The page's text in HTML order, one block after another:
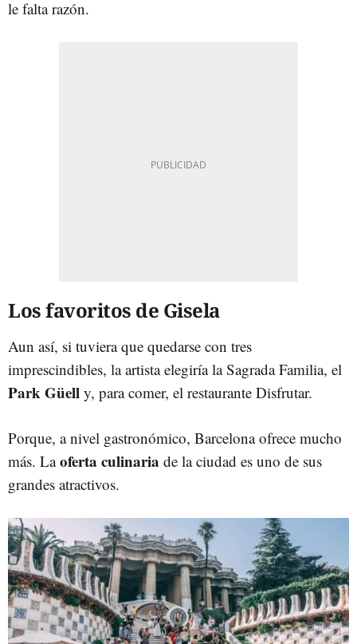
le falta razón.
Los favoritos de Gisela
Aun así, si tuviera que quedarse con tres
imprescindibles, la artista elegiría la Sagrada Familia, el
Park Güell y, para comer, el restaurante Disfrutar.
Porque, a nivel gastronómico, Barcelona ofrece mucho
más. Laoferta culinaria de la ciudad es uno de sus
grandes atractivos.